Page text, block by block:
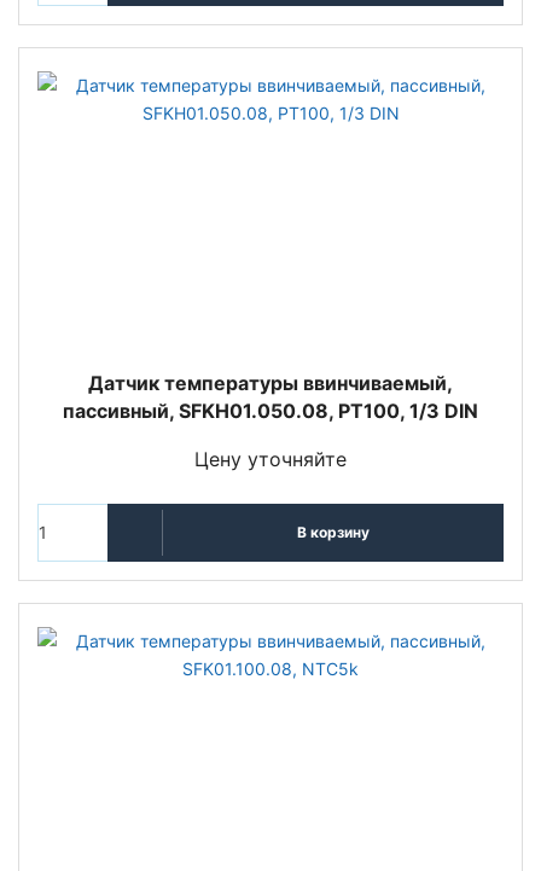
Датчик температуры ввинчиваемый,
пассивный, SFKH01.050.08, PT100, 1/3 DIN
Цену уточняйте
В корзину